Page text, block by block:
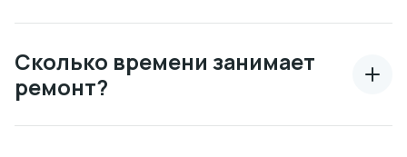
Сколько времени занимает
ремонт?